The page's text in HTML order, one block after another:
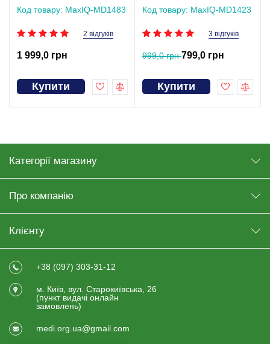
Код товару: MaxIQ-MD1483
2 відгуків
1 999,0 грн
Купити
Код товару: MaxIQ-MD1423
3 відгуків
999,0 грн799,0 грн
Купити
Категорії магазину
Про компанію
Клієнту
+38 (097) 303-31-12
м. Київ, вул. Старокиївська, 26
(пункт видачi онлайн
замовлень)
medi.org.ua@gmail.com